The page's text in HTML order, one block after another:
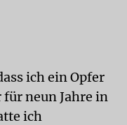
ich ein Opfer
neun Jahre in
ich